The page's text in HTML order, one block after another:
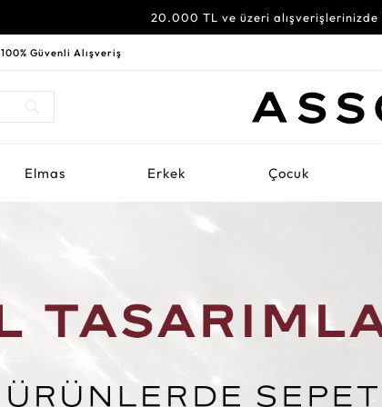
20.000 TL ve üzeri alışverişlerinizde
100% Güvenli Alışveriş
Elmas Erkek Çocuk